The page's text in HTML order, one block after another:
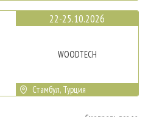
22-25.10.2026
WOODTECH
Стамбул, Турция